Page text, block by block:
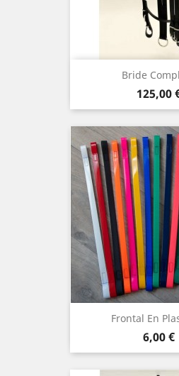
Bride
Prix
125,00
Frontal En
Prix
6,00 €